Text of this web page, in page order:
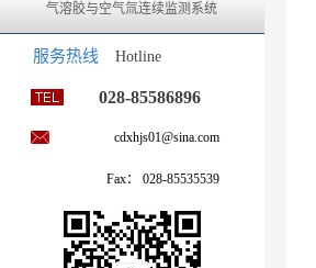
气溶胶与空气氚连续监测系统
服务热线 Hotline
028-85586896
cdxhjs01@sina.com
Fax： 028-85535539